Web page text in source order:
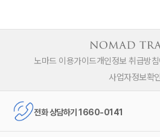
노마드 이용가이드개인정보 취급방침
사업자정보확인
전화 상담하기 1660-0141